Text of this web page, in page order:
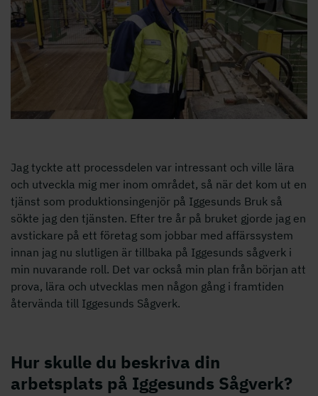
Jag tyckte att processdelen var intressant och ville lära
och utveckla mig mer inom området, så när det kom ut en
tjänst som produktionsingenjör på Iggesunds Bruk så
sökte jag den tjänsten. Efter tre år på bruket gjorde jag en
avstickare på ett företag som jobbar med affärssystem
innan jag nu slutligen är tillbaka på Iggesunds sågverk i
min nuvarande roll. Det var också min plan från början att
prova, lära och utvecklas men någon gång i framtiden
återvända till Iggesunds Sågverk.
Hur skulle du beskriva din
arbetsplats på Iggesunds Sågverk?